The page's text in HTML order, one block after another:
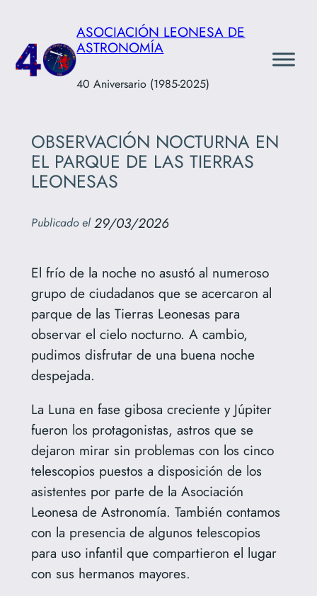
contenido
ASOCIACIÓN LEONESA DE
ASTRONOMÍA
40 Aniversario (1985-2025)
OBSERVACIÓN NOCTURNA EN
EL PARQUE DE LAS TIERRAS
LEONESAS
Publicado el 29/03/2026
El frío de la noche no asustó al numeroso
grupo de ciudadanos que se acercaron al
parque de las Tierras Leonesas para
observar el cielo nocturno. A cambio,
pudimos disfrutar de una buena noche
despejada.
La Luna en fase gibosa creciente y Júpiter
fueron los protagonistas, astros que se
dejaron mirar sin problemas con los cinco
telescopios puestos a disposición de los
asistentes por parte de la Asociación
Leonesa de Astronomía. También contamos
con la presencia de algunos telescopios
para uso infantil que compartieron el lugar
con sus hermanos mayores.